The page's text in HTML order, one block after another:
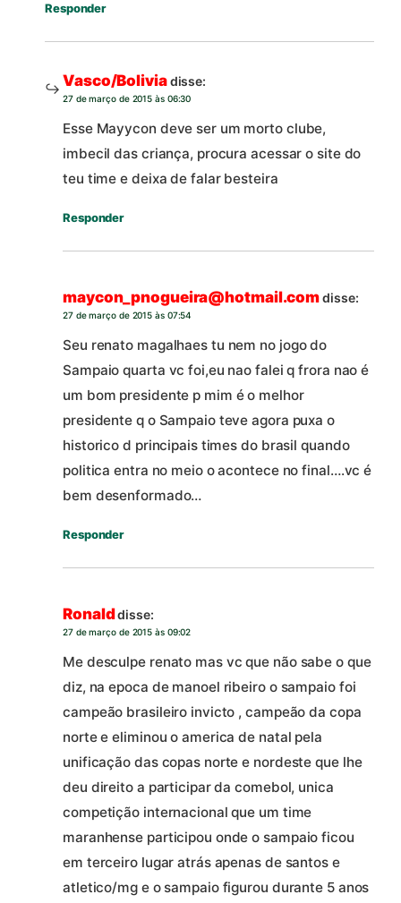
Responder
Vasco/Boliviadisse:
27 de março de 2015 às 06:30
Esse Mayycon deve ser um morto clube,
imbecil das criança, procura acessar o site do
teu time e deixa de falar besteira
Responder
maycon_pnogueira@hotmail.comdisse:
27 de março de 2015 às 07:54
Seu renato magalhaes tu nem no jogo do
Sampaio quarta vc foi,eu nao falei q frora nao é
um bom presidente p mim é o melhor
presidente q o Sampaio teve agora puxa o
historico d principais times do brasil quando
politica entra no meio o acontece no final….vc é
bem desenformado…
Responder
Ronalddisse:
27 de março de 2015 às 09:02
Me desculpe renato mas vc que não sabe o que
diz, na epoca de manoel ribeiro o sampaio foi
campeão brasileiro invicto , campeão da copa
norte e eliminou o america de natal pela
unificação das copas norte e nordeste que lhe
deu direito a participar da comebol, unica
competição internacional que um time
maranhense participou onde o sampaio ficou
em terceiro lugar atrás apenas de santos e
atletico/mg e o sampaio figurou durante 5 anos